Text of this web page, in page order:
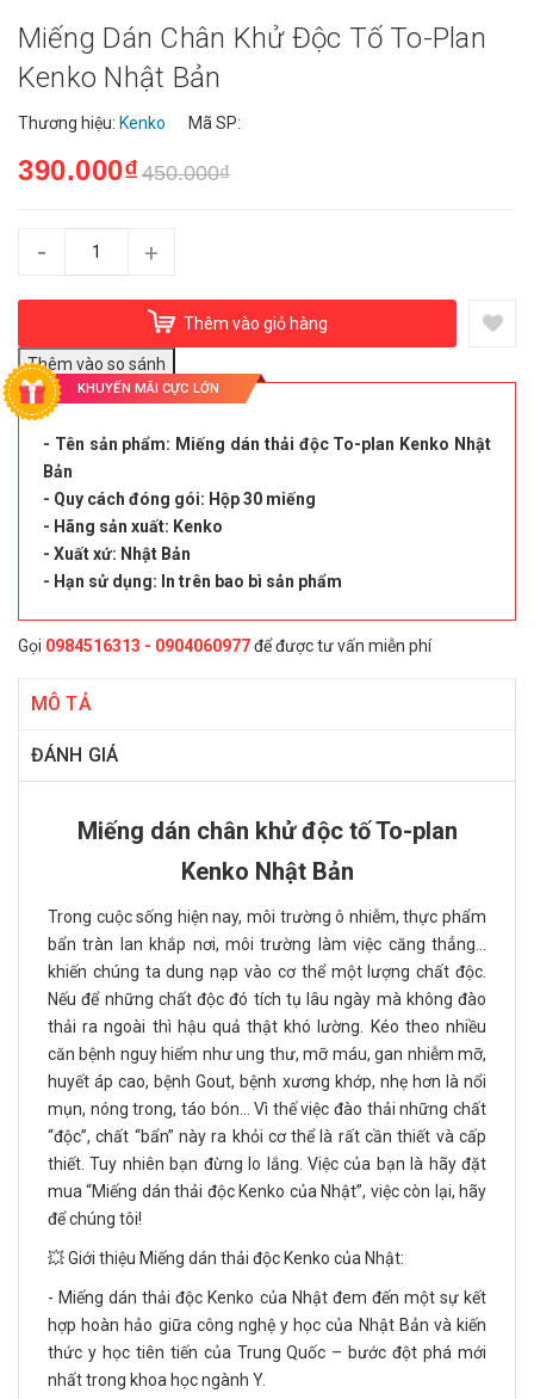
Miếng Dán Chân Khử Độc Tố To-Plan
Kenko Nhật Bản
Thương hiệu: Kenko Mã SP:
390.000₫450.000₫
- +
Thêm vào giỏ hàng
KHUYẾN MÃI CỰC LỚN
- Tên sản phẩm: Miếng dán thải độc To-plan Kenko Nhật
Bản
- Quy cách đóng gói: Hộp 30 miếng
- Hãng sản xuất: Kenko
- Xuất xứ: Nhật Bản
- Hạn sử dụng: In trên bao bì sản phẩm
Gọi 0984516313 - 0904060977để được tư vấn miễn phí
MÔ TẢ
ĐÁNH GIÁ
Miếng dán chân khử độc tố To-plan
Kenko Nhật Bản
Trong cuộc sống hiện nay, môi trường ô nhiễm, thực phẩm
bẩn tràn lan khắp nơi, môi trường làm việc căng thẳng…
khiến chúng ta dung nạp vào cơ thể một lượng chất độc.
Nếu để những chất độc đó tích tụ lâu ngày mà không đào
thải ra ngoài thì hậu quả thật khó lường. Kéo theo nhiều
căn bệnh nguy hiểm như ung thư, mỡ máu, gan nhiễm mỡ,
huyết áp cao, bệnh Gout, bệnh xương khớp, nhẹ hơn là nổi
mụn, nóng trong, táo bón… Vì thế việc đào thải những chất
“độc”, chất “bẩn” này ra khỏi cơ thể là rất cần thiết và cấp
thiết. Tuy nhiên bạn đừng lo lắng. Việc của bạn là hãy đặt
mua “Miếng dán thải độc Kenko của Nhật”, việc còn lại, hãy
để chúng tôi!
💥 Giới thiệu Miếng dán thải độc Kenko của Nhật:
- Miếng dán thải độc Kenko của Nhật đem đến một sự kết
hợp hoàn hảo giữa công nghệ y học của Nhật Bản và kiến
thức y học tiên tiến của Trung Quốc – bước đột phá mới
nhất trong khoa học ngành Y.